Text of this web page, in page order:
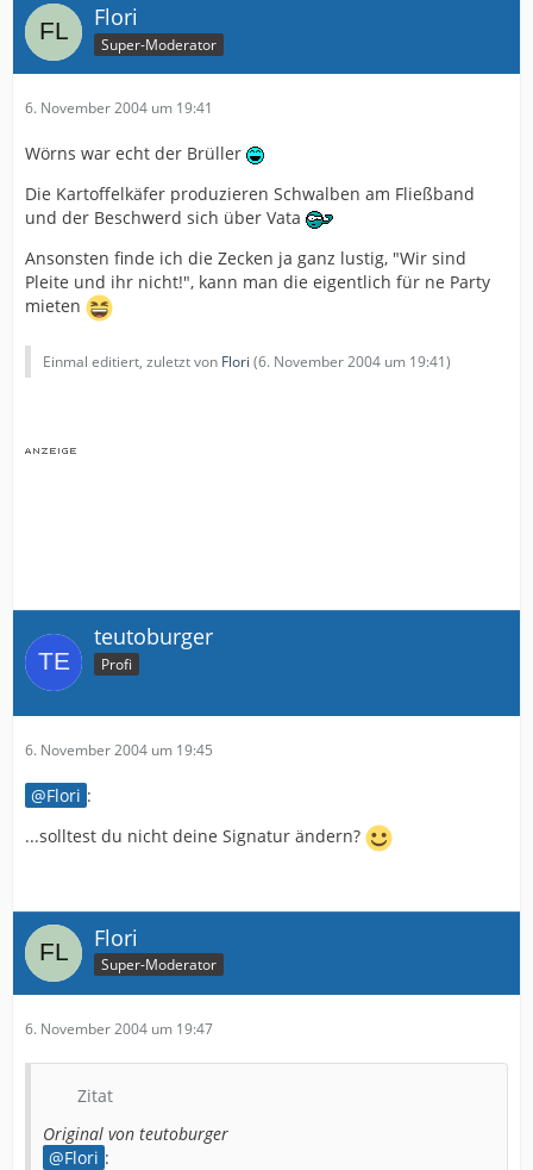
Flori
Super-Moderator
6. November 2004 um 19:41
Wörns war echt der Brüller
Die Kartoffelkäfer produzieren Schwalben am Fließband
und der Beschwerd sich über Vata
Ansonsten finde ich die Zecken ja ganz lustig, "Wir sind
Pleite und ihr nicht!", kann man die eigentlich für ne Party
mieten
Einmal editiert, zuletzt von Flori (6. November 2004 um 19:41)
teutoburger
Profi
6. November 2004 um 19:45
Flori :
...solltest du nicht deine Signatur ändern?
Flori
Super-Moderator
6. November 2004 um 19:47
Zitat
Original von teutoburger
Flori :